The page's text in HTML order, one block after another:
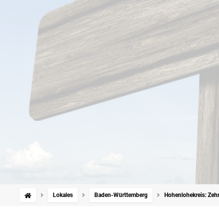
Lokales Baden-Württemberg Hohenlohekreis: